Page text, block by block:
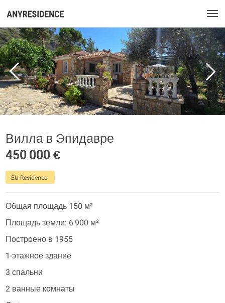
Вилла в Эпидавре
450 000 €
EU Residence
Общая площадь 150 м²
Площадь земли: 6 900 м²
Построено в 1955
1-этажное здание
3 спальни
2 ванные комнаты